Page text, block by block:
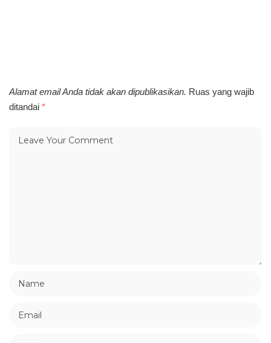
Alamat email Anda tidak akan dipublikasikan. Ruas yang wajib
ditandai *